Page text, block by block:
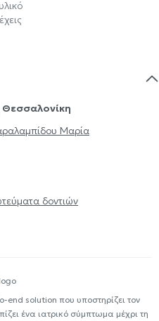
Θεσσαλονίκη
Μαρία
δοντιών
solution που υποστηρίζει τον
ένα ιατρικό σύμπτωμα μέχρι τη